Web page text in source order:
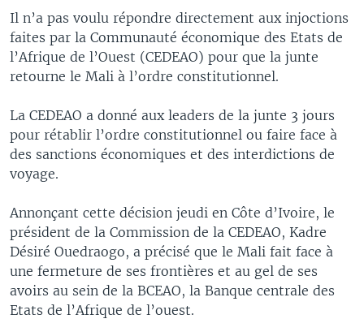
Il n’a pas voulu répondre directement aux injoctions
faites par la Communauté économique des Etats de
l’Afrique de l’Ouest (CEDEAO) pour que la junte
retourne le Mali à l’ordre constitutionnel.
La CEDEAO a donné aux leaders de la junte 3 jours
pour rétablir l’ordre constitutionnel ou faire face à
des sanctions économiques et des interdictions de
voyage.
Annonçant cette décision jeudi en Côte d’Ivoire, le
président de la Commission de la CEDEAO, Kadre
Désiré Ouedraogo, a précisé que le Mali fait face à
une fermeture de ses frontières et au gel de ses
avoirs au sein de la BCEAO, la Banque centrale des
Etats de l’Afrique de l’ouest.